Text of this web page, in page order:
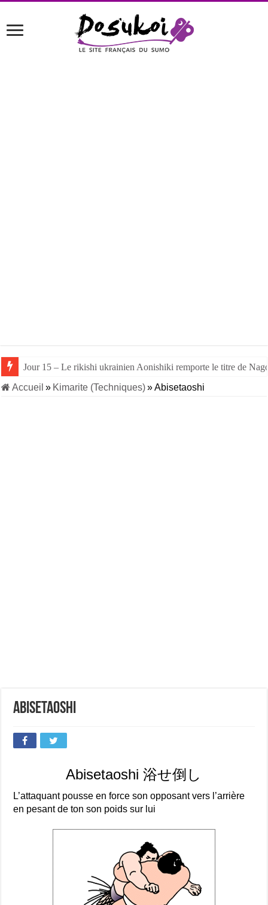
Jour 15 – Le rikishi ukrainien Aonishiki remporte le titre de
Accueil » Kimarite (Techniques)»Abisetaoshi
Abisetaoshi
Abisetaoshi 浴せ倒し
L’attaquant pousse en force son opposant vers l’arrière
en pesant de ton son poids sur lui